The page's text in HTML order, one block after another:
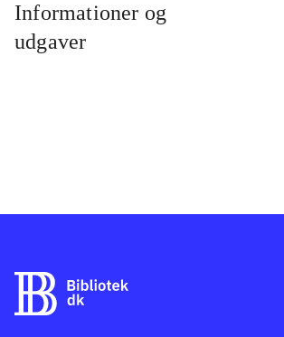
Informationer og
udgaver